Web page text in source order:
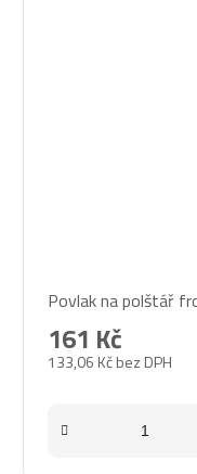
Povlak na polštář
133,06 Kč bez DPH
161 Kč